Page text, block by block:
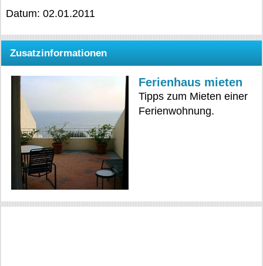
Datum: 02.01.2011
Zusatzinformationen
Ferienhaus mieten
Tipps zum Mieten einer
Ferienwohnung.